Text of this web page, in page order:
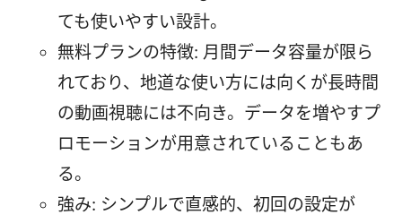
ても使いやすい設計。
無料プランの特徴: 月間データ容量が限ら
れており、地道な使い方には向くが長時間
の動画視聴には不向き。データを増やすプ
ロモーションが用意されていることもあ
る。
強み: シンプルで直感的、初回の設定が